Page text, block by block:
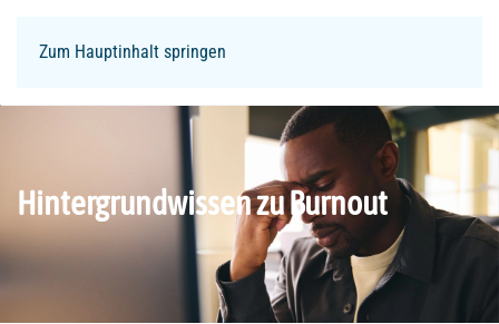
Zum Hauptinhalt springen
Hintergrundwissen zu Burnout